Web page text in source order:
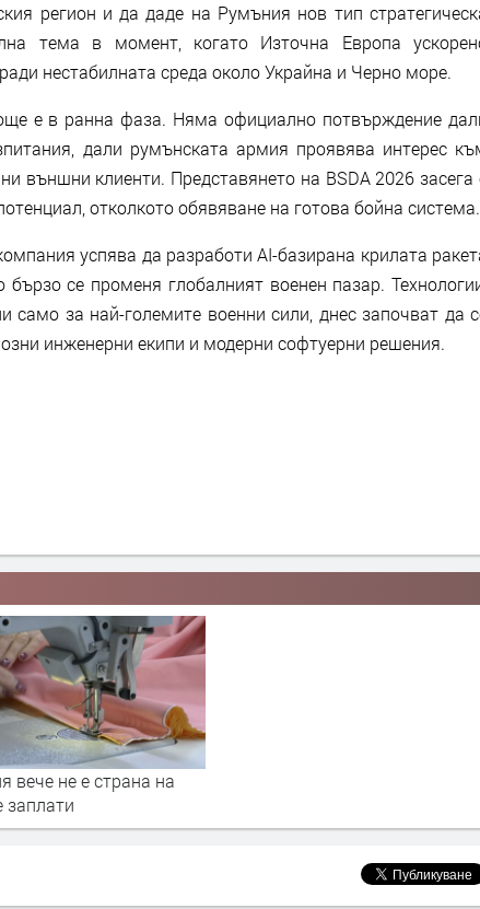
регион и да даде на Румъния нов тип
тема в момент, когато Източна Европа
нестабилната среда около Украйна и Черно море.
е в ранна фаза. Няма официално потвърждение
дали румънската армия проявява интерес
външни клиенти. Представянето на BSDA 2026 засега
отколкото обявяване на готова бойна система.
успява да разработи AI-базирана крилата
се променя глобалният военен пазар.
само за най-големите военни сили, днес започват да
инженерни екипи и модерни софтуерни решения.
вече не е страна на
заплати